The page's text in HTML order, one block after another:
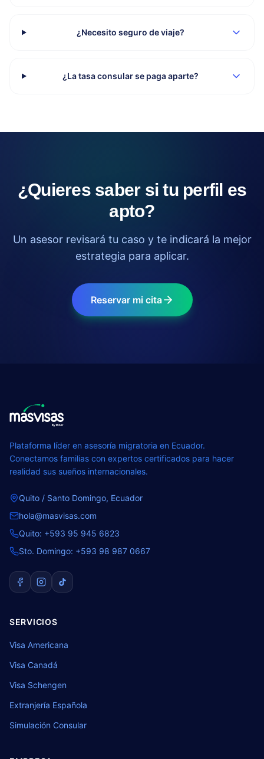
¿Necesito seguro de viaje?
¿La tasa consular se paga aparte?
¿Quieres saber si tu perfil es
apto?
Un asesor revisará tu caso y te indicará la mejor
estrategia para aplicar.
Reservar mi cita
Plataforma líder en asesoría migratoria en Ecuador.
Conectamos familias con expertos certificados para hacer
realidad sus sueños internacionales.
Quito / Santo Domingo, Ecuador
hola@masvisas.com
Quito: +593 95 945 6823
Sto. Domingo: +593 98 987 0667
SERVICIOS
Visa Americana
Visa Canadá
Visa Schengen
Extranjería Española
Simulación Consular